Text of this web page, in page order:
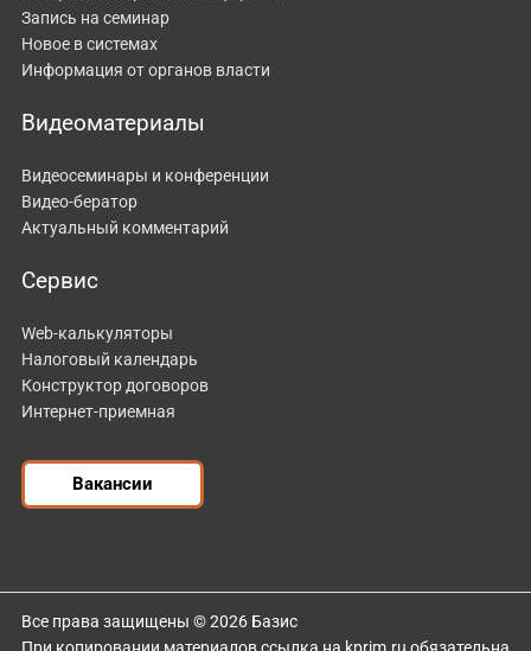
Запись на семинар
Новое в системах
Информация от органов власти
Видеоматериалы
Видеосеминары и конференции
Видео-бератор
Актуальный комментарий
Сервис
Web-калькуляторы
Налоговый календарь
Конструктор договоров
Интернет-приемная
Вакансии
Все права защищены © 2026 Базис